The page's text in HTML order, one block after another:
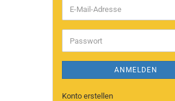
E-
Mail-
Adresse
Passwort
ANMELDEN
Konto erstellen